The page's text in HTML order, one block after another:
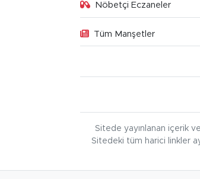
Nöbetçi Eczaneler
Tüm Manşetler
Sitede yayınlanan içerik
Sitedeki tüm harici linkler